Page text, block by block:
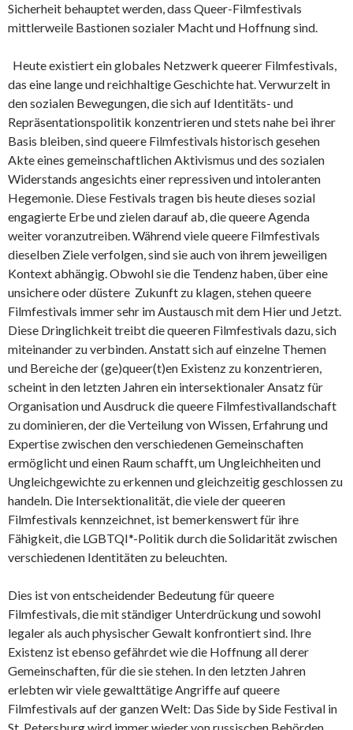
Sicherheit behauptet werden, dass Queer-Filmfestivals
mittlerweile Bastionen sozialer Macht und Hoffnung sind.
Heute existiert ein globales Netzwerk queerer Filmfestivals,
das eine lange und reichhaltige Geschichte hat. Verwurzelt in
den sozialen Bewegungen, die sich auf Identitäts- und
Repräsentationspolitik konzentrieren und stets nahe bei ihrer
Basis bleiben, sind queere Filmfestivals historisch gesehen
Akte eines gemeinschaftlichen Aktivismus und des sozialen
Widerstands angesichts einer repressiven und intoleranten
Hegemonie. Diese Festivals tragen bis heute dieses sozial
engagierte Erbe und zielen darauf ab, die queere Agenda
weiter voranzutreiben. Während viele queere Filmfestivals
dieselben Ziele verfolgen, sind sie auch von ihrem jeweiligen
Kontext abhängig. Obwohl sie die Tendenz haben, über eine
unsichere oder düstere Zukunft zu klagen, stehen queere
Filmfestivals immer sehr im Austausch mit dem Hier und Jetzt.
Diese Dringlichkeit treibt die queeren Filmfestivals dazu, sich
miteinander zu verbinden. Anstatt sich auf einzelne Themen
und Bereiche der (ge)queer(t)en Existenz zu konzentrieren,
scheint in den letzten Jahren ein intersektionaler Ansatz für
Organisation und Ausdruck die queere Filmfestivallandschaft
zu dominieren, der die Verteilung von Wissen, Erfahrung und
Expertise zwischen den verschiedenen Gemeinschaften
ermöglicht und einen Raum schafft, um Ungleichheiten und
Ungleichgewichte zu erkennen und gleichzeitig geschlossen zu
handeln. Die Intersektionalität, die viele der queeren
Filmfestivals kennzeichnet, ist bemerkenswert für ihre
Fähigkeit, die LGBTQI*-Politik durch die Solidarität zwischen
verschiedenen Identitäten zu beleuchten.
Dies ist von entscheidender Bedeutung für queere
Filmfestivals, die mit ständiger Unterdrückung und sowohl
legaler als auch physischer Gewalt konfrontiert sind. Ihre
Existenz ist ebenso gefährdet wie die Hoffnung all derer
Gemeinschaften, für die sie stehen. In den letzten Jahren
erlebten wir viele gewalttätige Angriffe auf queere
Filmfestivals auf der ganzen Welt: Das Side by Side Festival in